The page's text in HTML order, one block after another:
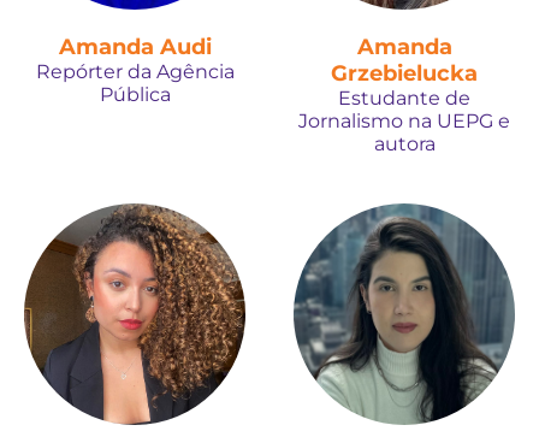
Amanda Audi
Repórter da Agência
Pública
Amanda
Grzebielucka
Estudante de
Jornalismo na UEPG e
autora